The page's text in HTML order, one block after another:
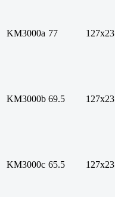
KM3000a 77 127х23
KM3000b 69.5 127х23
KM3000c 65.5 127х23